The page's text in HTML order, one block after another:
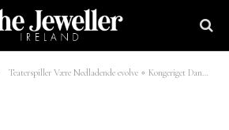
Teaterspiller Være Nedladende evolve ◦ Kongeriget Danmark Register & Win